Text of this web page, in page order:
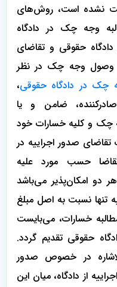
نشده است، روش‌های
وجه چک در دادگاه
حقوقی و تقاضای
وصول وجه چک در نظر
چک در دادگاه حقوقی،
ضامن و یا
چک و کلیه خسارات خود
تقاضای صدور اجراییه در
حسب مورد علیه
دو امکان‌پذیر می‌باشد
تنها نسبت به اصل مبلغ
خسارات، می‌بایست
حقوقی تقدیم گردد.
در خصوص صدور
از دادگاه، میان این